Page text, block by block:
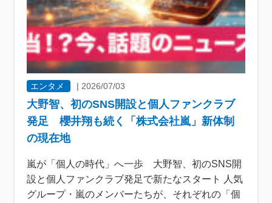
エンタメ | 2026/07/03
大野智、初のSNS開設と個人ファンクラブ
発足 櫻井翔も続く「株式会社嵐」新体制
の現在地
嵐が「個人の時代」へ一歩 大野智、初のSNS開
設と個人ファンクラブ発足で新たなスタート 人気
グループ・嵐のメンバーたちが、それぞれの「個